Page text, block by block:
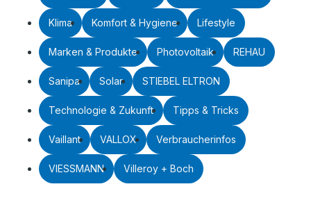
Klima Komfort & Hygiene Lifestyle
Marken & Produkte Photovoltaik REHAU
Sanipa Solar STIEBEL ELTRON
Technologie & Zukunft Tipps & Tricks
Vaillant VALLOX Verbraucherinfos
VIESSMANN Villeroy + Boch